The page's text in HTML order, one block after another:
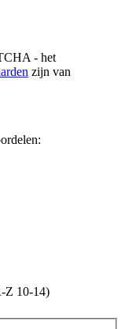
- het
zijn van
Z 10-14)